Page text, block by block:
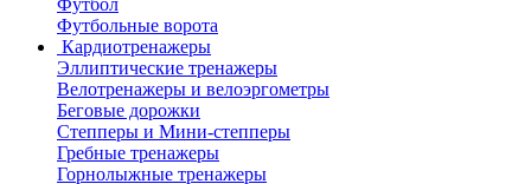
Футбол
Футбольные ворота
Кардиотренажеры
Эллиптические тренажеры
Велотренажеры и велоэргометры
Беговые дорожки
Степперы и Мини-степперы
Гребные тренажеры
Горнолыжные тренажеры